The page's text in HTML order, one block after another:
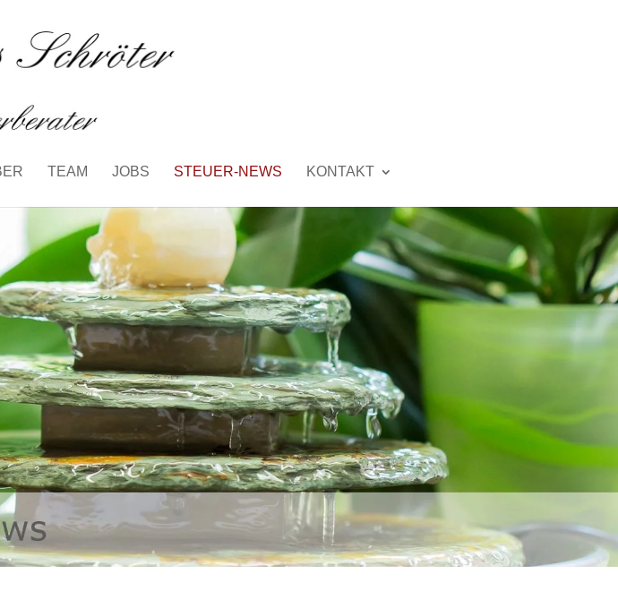
TEAM JOBS STEUER-NEWS KONTAKT